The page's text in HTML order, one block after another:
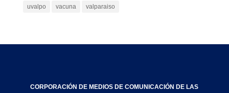
uvalpo
vacuna valparaiso
CORPORACIÓN DE MEDIOS DE COMUNICACIÓN DE LAS